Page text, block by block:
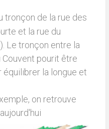
tronçon de la rue des
et la rue du
Le tronçon entre la
Couvent pourit être
équilibrer la longue et
on retrouve